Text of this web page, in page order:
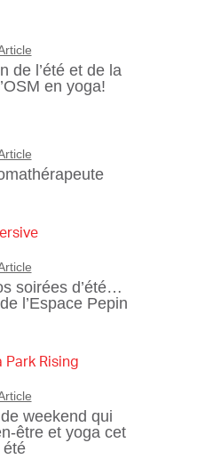
de l’été et de la
en yoga!
soirées d’été…
l’Espace Pepin
weekend qui
être et yoga cet
été